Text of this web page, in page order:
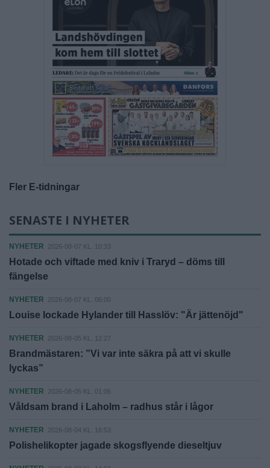
Fler E-tidningar
SENASTE I NYHETER
NYHETER 2026-08-07 KL. 10:33
Hotade och viftade med kniv i Traryd – döms till
fängelse
NYHETER 2026-08-07 KL. 06:00
Louise lockade Hylander till Hasslöv: "Är jättenöjd"
NYHETER 2026-08-05 KL. 12:27
Brandmästaren: ”Vi var inte säkra på att vi skulle
lyckas”
NYHETER 2026-08-05 KL. 01:06
Våldsam brand i Laholm – radhus står i lågor
NYHETER 2026-08-04 KL. 16:53
Polishelikopter jagade skogsflyende dieseltjuv